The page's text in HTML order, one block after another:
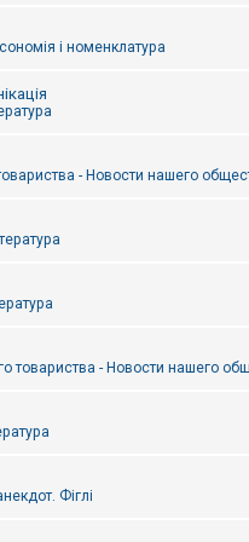
і номенклатура
- Новости нашего
товариства - Новости нашего
Фіглі